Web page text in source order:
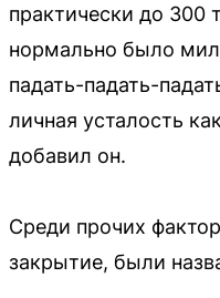
практически до 300
нормально было
падать-падать-
личная усталость
добавил он.
Среди прочих
закрытие, были